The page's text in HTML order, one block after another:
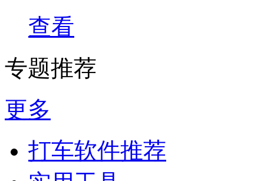
查看
专题推荐
更多
打车软件推荐